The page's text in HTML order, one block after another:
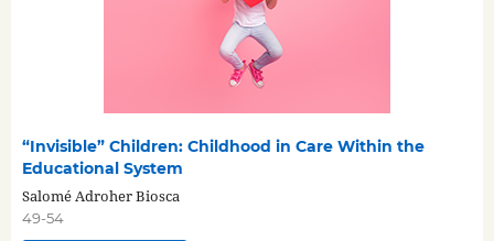
“Invisible” Children: Childhood in Care Within the
Educational System
Salomé Adroher Biosca
49-54